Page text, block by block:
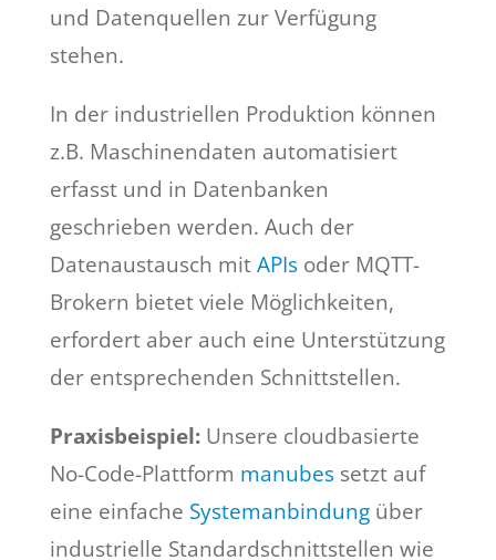
und Datenquellen zur Verfügung
stehen.
In der industriellen Produktion können
z.B. Maschinendaten automatisiert
erfasst und in Datenbanken
geschrieben werden. Auch der
Datenaustausch mitAPIsoder MQTT-
Brokern bietet viele Möglichkeiten,
erfordert aber auch eine Unterstützung
der entsprechenden Schnittstellen.
Praxisbeispiel:Unsere cloudbasierte
No-Code-Plattform manubessetzt auf
eine einfache Systemanbindungüber
industrielle Standardschnittstellen wie